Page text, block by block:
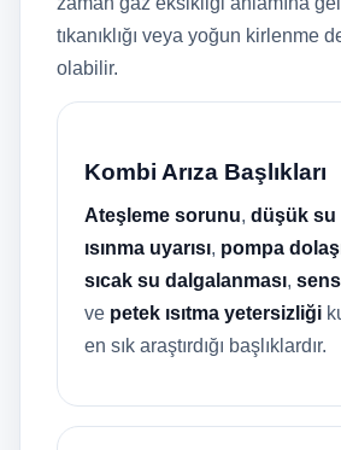
tıkanıklığı veya yoğun kirlenme
olabilir.
Kombi Arıza Başlıkları
Ateşleme sorunu, düşük su
ısınma uyarısı, pompa
sıcak su dalgalanması,
ve petek ısıtma yetersizliği
en sık araştırdığı başlıklardır.